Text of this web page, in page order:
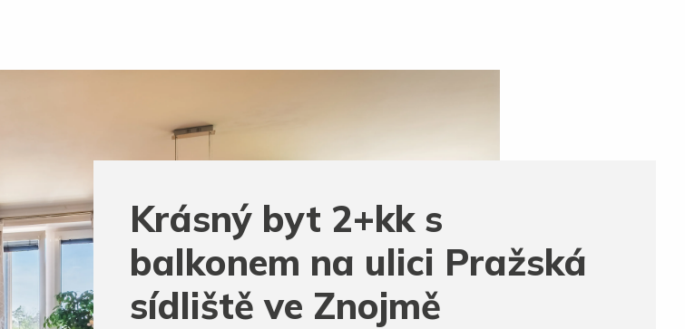
Krásný byt 2+kk s
balkonem na ulici Pražská
sídliště ve Znojmě